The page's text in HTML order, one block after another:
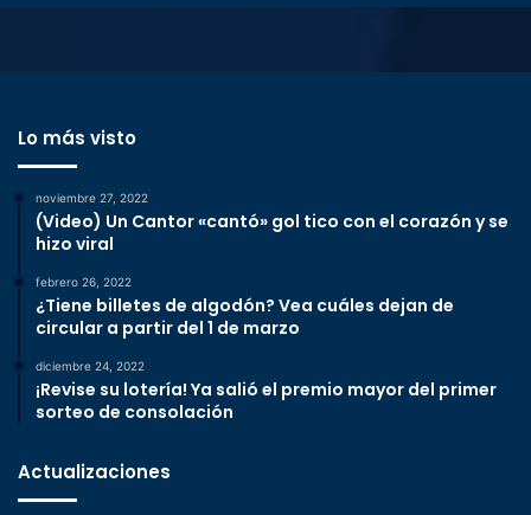
Lo más visto
noviembre 27, 2022
(Video) Un Cantor «cantó» gol tico con el corazón y se
hizo viral
febrero 26, 2022
¿Tiene billetes de algodón? Vea cuáles dejan de
circular a partir del 1 de marzo
diciembre 24, 2022
¡Revise su lotería! Ya salió el premio mayor del primer
sorteo de consolación
Actualizaciones